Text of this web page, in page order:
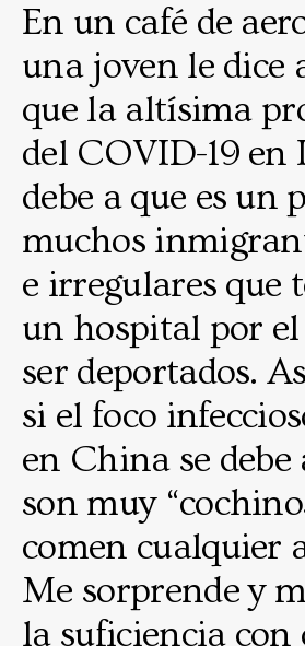
En un café de
una joven le dice
que la altísima
del COVID-19 en
debe a que es un
muchos
e irregulares que
un hospital por
ser deportados.
si el foco
en China se debe
son muy
comen cualquier
Me sorprende y
la suficiencia con